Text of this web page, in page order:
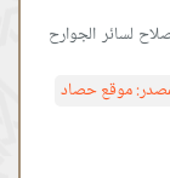
لسائر الجوارح
موقع حصاد